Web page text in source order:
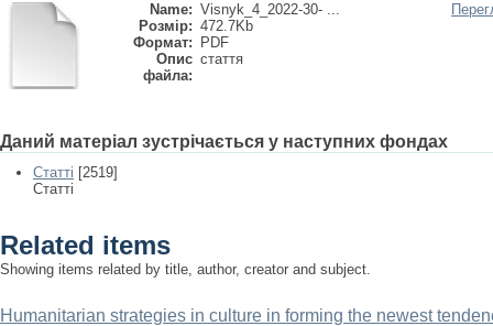
Name: Visnyk_4_2022-30- ...
Розмір: 472.7Kb
Формат:
PDF
Опис
файла:
стаття
Даний матеріал зустрічається у наступних фондах
Статті [2519]
Статті
Related items
Showing items related by title, author, creator and subject.
Humanitarian strategies in culture in forming the newest